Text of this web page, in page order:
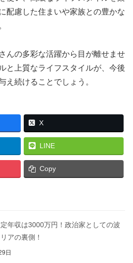
配慮した住まいや家族との豊かな
んの多彩な活躍から目が離せませ
と上質なライフスタイルが、今後
え続けることでしょう。
X
LINE
Copy
年収は3000万円！政治家としての波
アの裏側！
日